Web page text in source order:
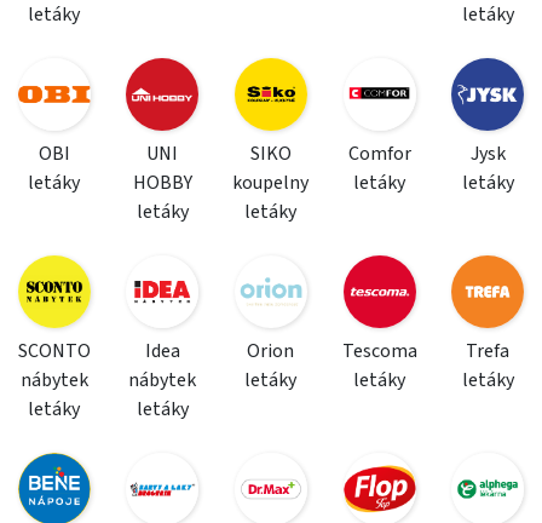
letáky
letáky
OBI
letáky
UNI
HOBBY
letáky
SIKO
koupelny
letáky
Comfor
letáky
Jysk
letáky
SCONTO
nábytek
letáky
Idea
nábytek
letáky
Orion
letáky
Tescoma
letáky
Trefa
letáky